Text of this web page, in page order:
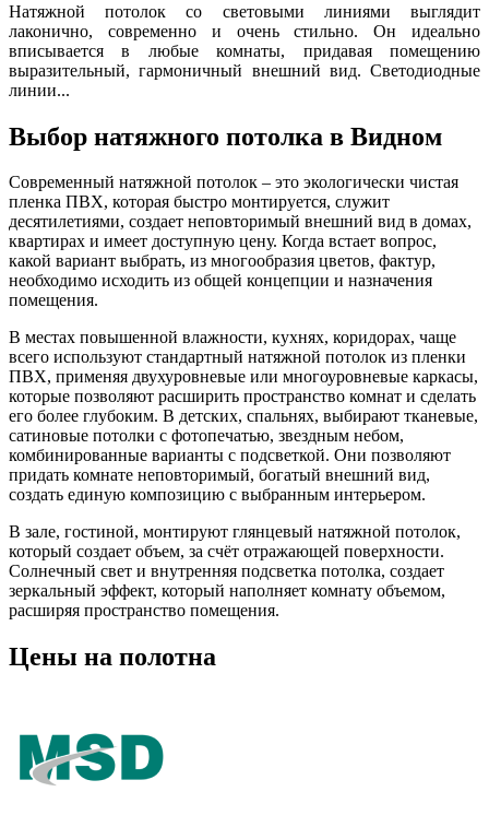
Натяжной потолок со световыми линиями выглядит
лаконично, современно и очень стильно. Он идеально
вписывается в любые комнаты, придавая помещению
выразительный, гармоничный внешний вид. Светодиодные
линии...
Выбор натяжного потолка в Видном
Современный натяжной потолок – это экологически чистая
пленка ПВХ, которая быстро монтируется, служит
десятилетиями, создает неповторимый внешний вид в домах,
квартирах и имеет доступную цену. Когда встает вопрос,
какой вариант выбрать, из многообразия цветов, фактур,
необходимо исходить из общей концепции и назначения
помещения.
В местах повышенной влажности, кухнях, коридорах, чаще
всего используют стандартный натяжной потолок из пленки
ПВХ, применяя двухуровневые или многоуровневые каркасы,
которые позволяют расширить пространство комнат и сделать
его более глубоким. В детских, спальнях, выбирают тканевые,
сатиновые потолки с фотопечатью, звездным небом,
комбинированные варианты с подсветкой. Они позволяют
придать комнате неповторимый, богатый внешний вид,
создать единую композицию с выбранным интерьером.
В зале, гостиной, монтируют глянцевый натяжной потолок,
который создает объем, за счёт отражающей поверхности.
Солнечный свет и внутренняя подсветка потолка, создает
зеркальный эффект, который наполняет комнату объемом,
расширяя пространство помещения.
Цены на полотна